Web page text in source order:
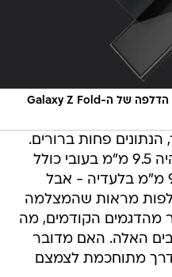
הטלפון המתקפל הדק ביותר בעולם? הדלפה של ה-Galaxy Z Fold
פחות ברורים.
לפי הדיווחים, ה-Z Fold 7 יהיה 9.5 מ"מ בעובי כולל
בליטת המצלמה, וקרוב ל-9 מ"מ בלעדיה - אבל
מראות שהמצלמה
מהדגמים הקודמים, מה
האלה. האם מדובר
מתוחכמת לצמצם